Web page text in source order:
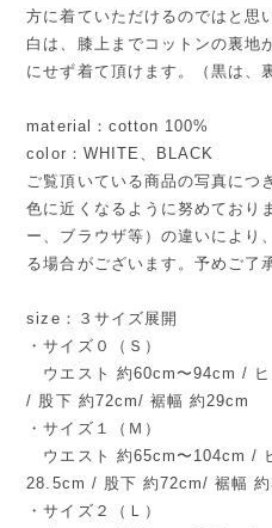
方に着ていただけるのではと思
白は、膝上までコットンの裏地
にせず着て頂けます。（黒は、
material：cotton 100%
color：WHITE、BLACK
ご覧頂いている商品の写真につ
色に近くなるように努めており
ー、ブラウザ等）の違いにより
る場合がございます。予めご了
size：３サイズ展開
・サイズ０（Ｓ）
ウエスト 約60cm〜94cm /
/ 股下 約72cm/ 裾幅 約29cm
・サイズ１（Ｍ）
ウエスト 約65cm〜104cm /
28.5cm / 股下 約72cm/ 裾幅 約
・サイズ２（Ｌ）